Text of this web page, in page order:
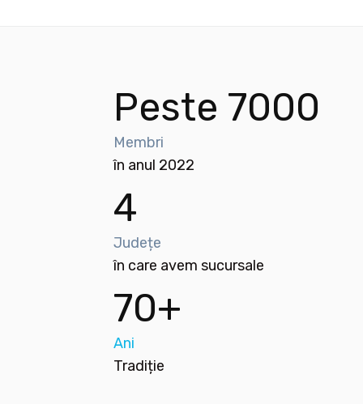
Peste 7000
Membri
în anul 2022
4
Județe
în care avem sucursale
70+
Ani
Tradiție